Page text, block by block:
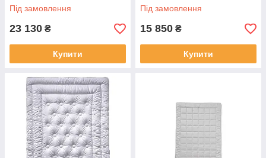
Під замовлення
23 130 ₴
Купити
Під замовлення
15 850 ₴
Купити